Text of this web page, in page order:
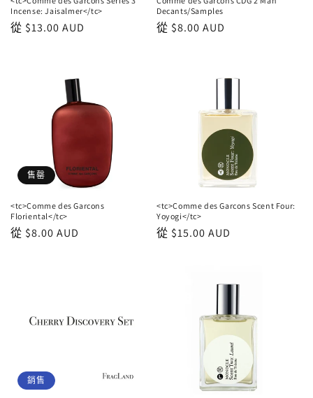
Incense: Jaisalmer</tc>
正
從 $13.00 AUD
Decants/Samples
正
從 $8.00 AUD
售罄
<tc>Comme des Garcons
Floriental</tc>
正
從 $8.00 AUD
<tc>Comme des Garcons Scent Four:
Yoyogi</tc>
正
從 $15.00 AUD
銷售